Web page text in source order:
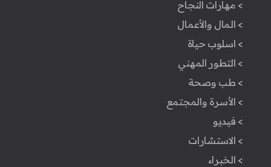
> مهارات النجاح
> المال والأعمال
> اسلوب حياة
> التطور المهني
> طب وصحة
> الأسرة والمجتمع
> فيديو
> الاستشارات
> الخبراء